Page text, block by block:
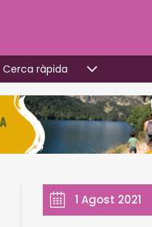
Cerca ràpida
1 Agost 2021